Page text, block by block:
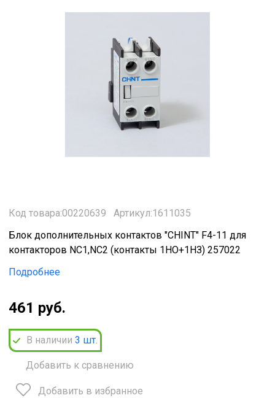
Код товара:00220639
Артикул:1611035
Блок дополнительных контактов "CHINT" F4-11 для
контакторов NC1,NC2 (контакты 1НО+1НЗ) 257022
Подробнее
461 руб.
В наличии 3 шт.
Добавить к сравнению
Добавить в избранное